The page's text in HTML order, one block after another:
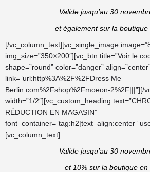
Valide jusqu’au 30
et également sur la boutique
[/vc_column_text][vc_single_image
img_size=”350×200″][vc_btn title=”Voir le
shape=”round” color=”danger”
link=”url:http%3A%2F%2FDress Me
Berlin.com%2Fshop%2Fmoeon-2%2F|||”][/
width=”1/2″][vc_custom_heading
RÉDUCTION EN MAGASIN”
font_container=”tag:h2|text_align:center”
[vc_column_text]
Valide jusqu’au 30
et 10% sur la boutique en